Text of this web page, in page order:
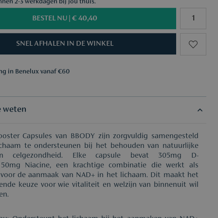
2-3 werkdagen bij jou thuis.
BESTEL NU | € 40,40
SNEL AFHALEN IN DE WINKEL
in Benelux vanaf €60
weten
Capsules van BBODY zijn zorgvuldig samengesteld
te ondersteunen bij het behouden van natuurlijke
celgezondheid. Elke capsule bevat 305mg D-
Niacine, een krachtige combinatie die werkt als
de aanmaak van NAD+ in het lichaam. Dit maakt het
keuze voor wie vitaliteit en welzijn van binnenuit wil